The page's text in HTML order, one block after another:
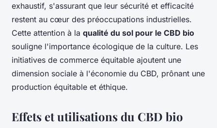
exhaustif, s'assurant que leur sécurité et efficacité
restent au cœur des préoccupations industrielles.
Cette attention à la qualité du sol pour le CBD bio
souligne l'importance écologique de la culture. Les
initiatives de commerce équitable ajoutent une
dimension sociale à l'économie du CBD, prônant une
production équitable et éthique.
Effets et utilisations du CBD bio